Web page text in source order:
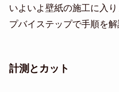
いよいよ壁紙の施工に入
プバイステップで手順を解
計測とカット